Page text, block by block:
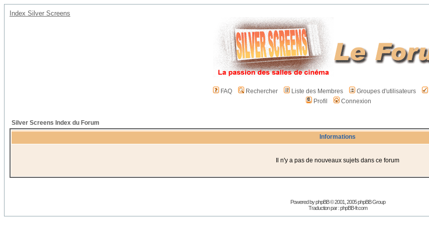
Index Silver Screens
FAQ Rechercher Liste des Membres Groupes d'utilisateurs
Profil
Connexion
Silver Screens Index du Forum
Informations
Il n'y a pas de nouveaux sujets dans ce forum
Powered byphpBB© 2001, 2005 phpBB Group
Traduction par :phpBB-fr.com